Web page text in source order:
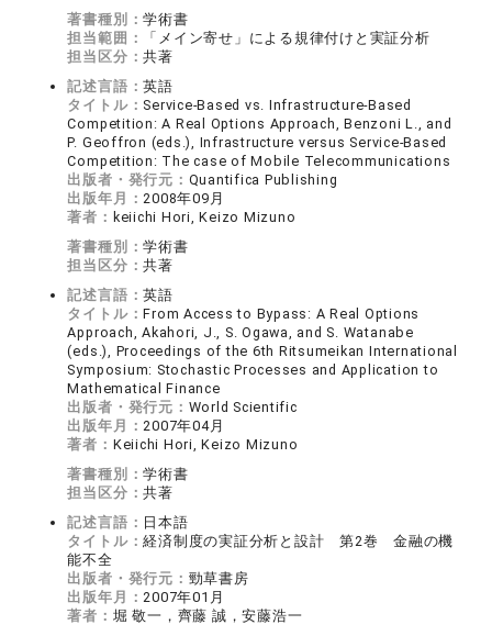
著書種別：学術書
担当範囲：
「メイン寄せ」による規律付けと実証分析
担当区分：共著
記述言語：英語
タイトル： Service-Based vs. Infrastructure-Based
Competition: A Real Options Approach, Benzoni L., and
P. Geoffron (eds.), Infrastructure versus Service-Based
Competition: The case of Mobile Telecommunications
出版者・発行元： Quantifica Publishing
出版年月：2008年09月
著者： keiichi Hori, Keizo Mizuno
著書種別：学術書
担当区分：共著
記述言語：英語
タイトル：From Access to Bypass: A Real Options
Approach, Akahori, J., S. Ogawa, and S. Watanabe
(eds.), Proceedings of the 6th Ritsumeikan International
Symposium: Stochastic Processes and Application to
Mathematical Finance
出版者・発行元： World Scientific
出版年月：2007年04月
著者： Keiichi Hori, Keizo Mizuno
著書種別：学術書
担当区分：共著
記述言語： 日本語
タイトル：経済制度の実証分析と設計 第2巻 金融の機
能不全
出版者・発行元： 勁草書房
出版年月：2007年01月
著者： 堀 敬一，齊藤 誠，安藤浩一